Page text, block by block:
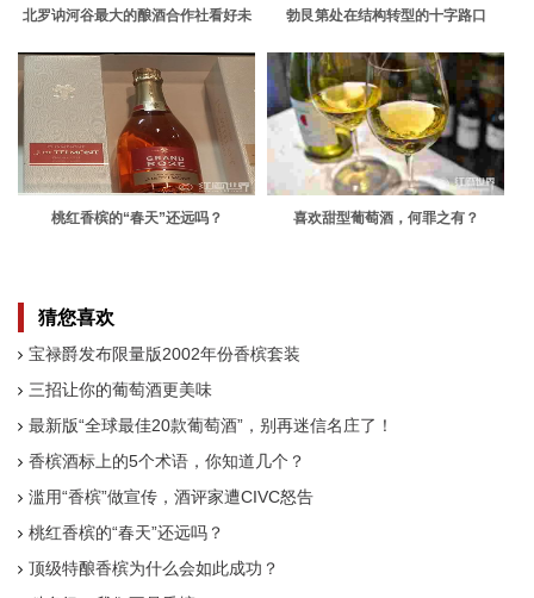
北罗讷河谷最大的酿酒合作社看好未
勃艮第处在结构转型的十字路口
桃红香槟的“春天”还远吗？ 喜欢甜型葡萄酒，何罪之有？
猜您喜欢
宝禄爵发布限量版2002年份香槟套装
三招让你的葡萄酒更美味
最新版“全球最佳20款葡萄酒”，别再迷信名庄了！
香槟酒标上的5个术语，你知道几个？
滥用“香槟”做宣传，酒评家遭CIVC怒告
桃红香槟的“春天”还远吗？
顶级特酿香槟为什么会如此成功？